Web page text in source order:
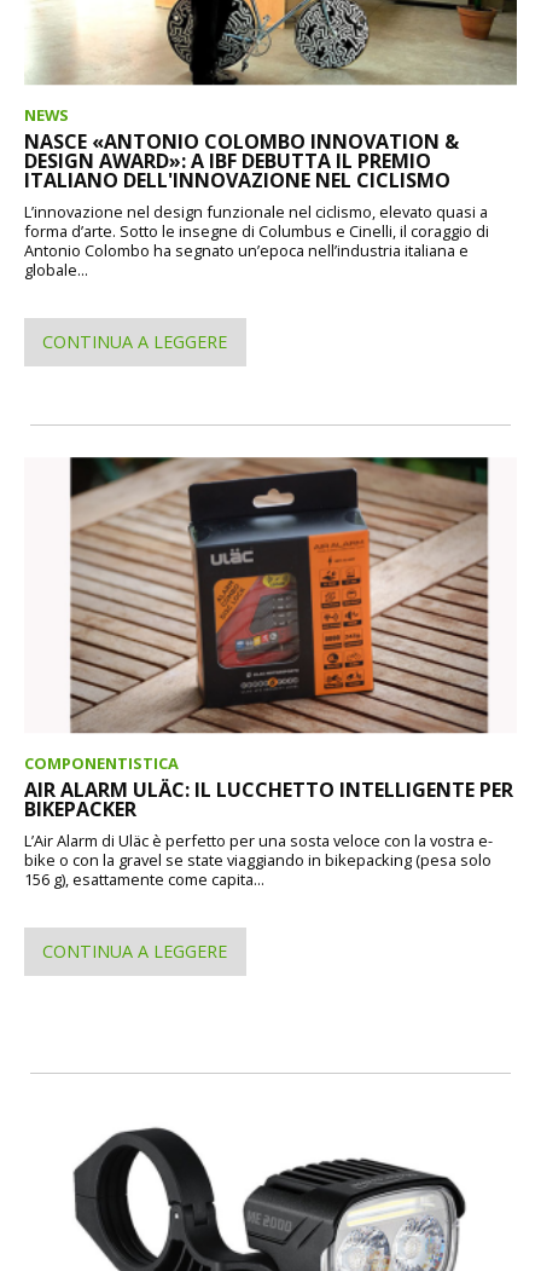
NEWS
NASCE «ANTONIO COLOMBO INNOVATION &
DESIGN AWARD»: A IBF DEBUTTA IL PREMIO
ITALIANO DELL'INNOVAZIONE NEL CICLISMO
L’innovazione nel design funzionale nel ciclismo, elevato quasi a
forma d’arte. Sotto le insegne di Columbus e Cinelli, il coraggio di
Antonio Colombo ha segnato un’epoca nell’industria italiana e
globale...
CONTINUA A LEGGERE
COMPONENTISTICA
AIR ALARM ULÄC: IL LUCCHETTO INTELLIGENTE PER
BIKEPACKER
L’Air Alarm di Uläc è perfetto per una sosta veloce con la vostra e-
bike o con la gravel se state viaggiando in bikepacking (pesa solo
156 g), esattamente come capita...
CONTINUA A LEGGERE